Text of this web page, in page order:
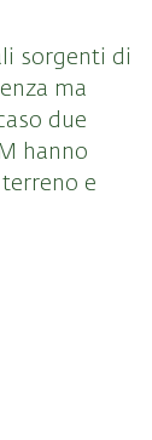
sorgenti di
ma
due
hanno
e